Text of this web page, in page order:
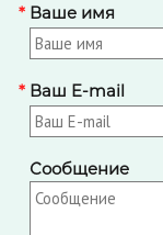
Ваше имя
*
Ваш E-mail
*
Сообщение